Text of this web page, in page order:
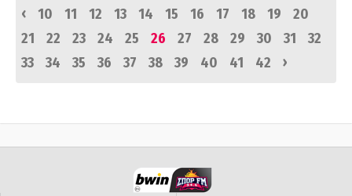
‹
10 11 12 13 14 15 16 17 18 19
20
21
22 23 24 25 26 27 28 29 30 31
32
33
34 35 36 37 38 39 40 41 42 ›